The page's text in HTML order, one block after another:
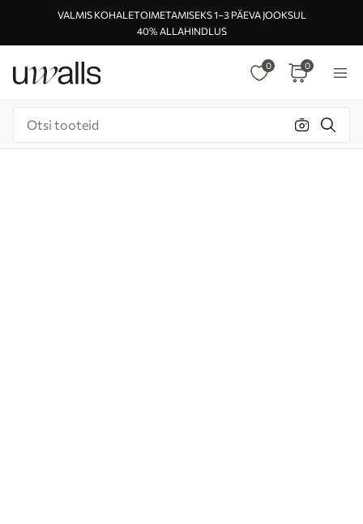
VALMIS KOHALETOIMETAMISEKS 1–3 PÄEVA JOOKSUL
40% ALLAHINDLUS
0 0